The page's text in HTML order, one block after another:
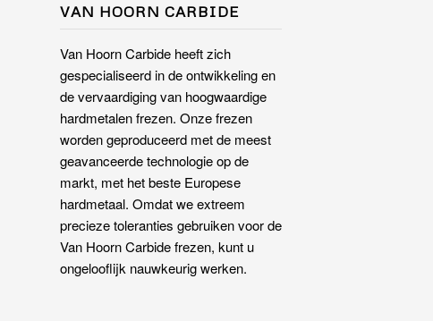
VAN HOORN CARBIDE
Van Hoorn Carbide heeft zich
gespecialiseerd in de ontwikkeling en
de vervaardiging van hoogwaardige
hardmetalen frezen. Onze frezen
worden geproduceerd met de meest
geavanceerde technologie op de
markt, met het beste Europese
hardmetaal. Omdat we extreem
precieze toleranties gebruiken voor de
Van Hoorn Carbide frezen, kunt u
ongelooflijk nauwkeurig werken.